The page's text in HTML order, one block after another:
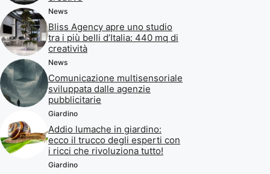
News
Bliss Agency apre uno studio
tra i più belli d’Italia: 440 mq di
creatività
News
Comunicazione multisensoriale
sviluppata dalle agenzie
pubblicitarie
Giardino
Addio lumache in giardino:
ecco il trucco degli esperti con
i ricci che rivoluziona tutto!
Giardino